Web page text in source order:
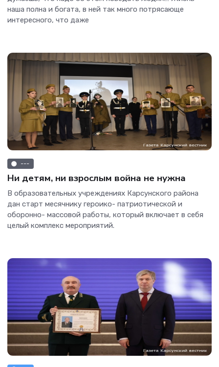
наша полна и богата, в ней так много потрясающе
интересного, что даже
---
Ни детям, ни взрослым война не нужна
В образовательных учреждениях Карсунского района
дан старт месячнику героико- патриотической и
оборонно- массовой работы, который включает в себя
целый комплекс мероприятий.